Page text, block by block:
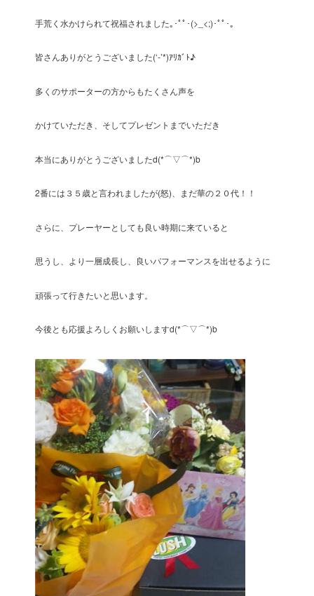
手荒く水かけられて祝福されました｡･ﾟﾟ･(>_<;)･ﾟﾟ･｡
皆さんありがとうございました(‘-’*)ｱﾘｶﾞﾄ♪
多くのサポーターの方からもたくさん声を
かけていただき、そしてプレゼントまでいただき
本当にありがとうございましたd(*⌒▽⌒*)b
2番には３５歳と言われましたが(怒)、まだ華の２０代！！
さらに、プレーヤーとしても良い時期に来ていると
思うし、より一層成長し、良いパフォーマンスを出せるように
頑張って行きたいと思います。
今後とも応援よろしくお願いしますd(*⌒▽⌒*)b